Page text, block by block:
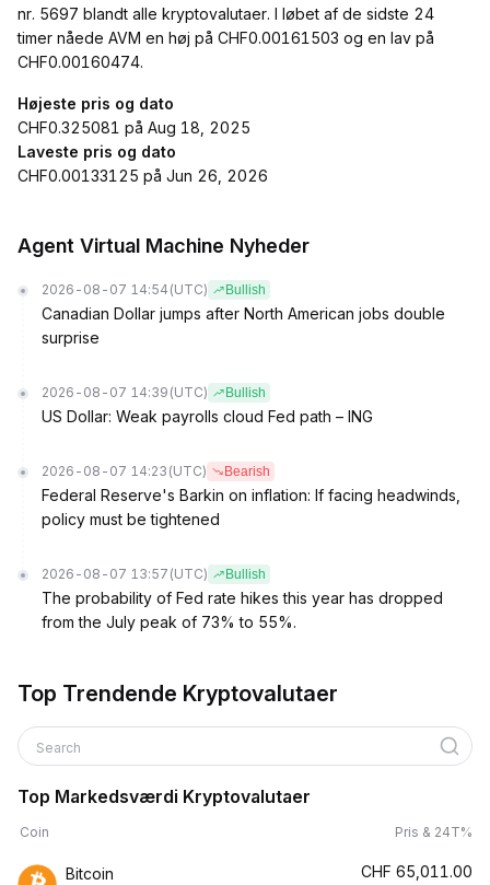
nr. 5697 blandt alle kryptovalutaer. I løbet af de sidste 24
timer nåede AVM en høj på CHF0.00161503 og en lav på
CHF0.00160474.
Højeste pris og dato
CHF0.325081 på Aug 18, 2025
Laveste pris og dato
CHF0.00133125 på Jun 26, 2026
Agent Virtual Machine Nyheder
2026-08-07 14:54 (UTC) Bullish
Canadian Dollar jumps after North American jobs double
surprise
2026-08-07 14:39 (UTC) Bullish
US Dollar: Weak payrolls cloud Fed path – ING
2026-08-07 14:23 (UTC) Bearish
Federal Reserve's Barkin on inflation: If facing headwinds,
policy must be tightened
2026-08-07 13:57 (UTC) Bullish
The probability of Fed rate hikes this year has dropped
from the July peak of 73% to 55%.
Top Trendende Kryptovalutaer
Search
Top Markedsværdi Kryptovalutaer
Coin Pris & 24T%
Bitcoin CHF 65,011.00